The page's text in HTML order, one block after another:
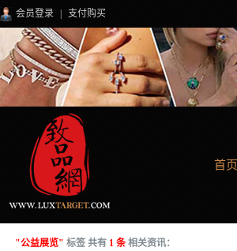
会员登录 支付购买
首页
"公益展览" 标签 共有 1 条相关资讯：